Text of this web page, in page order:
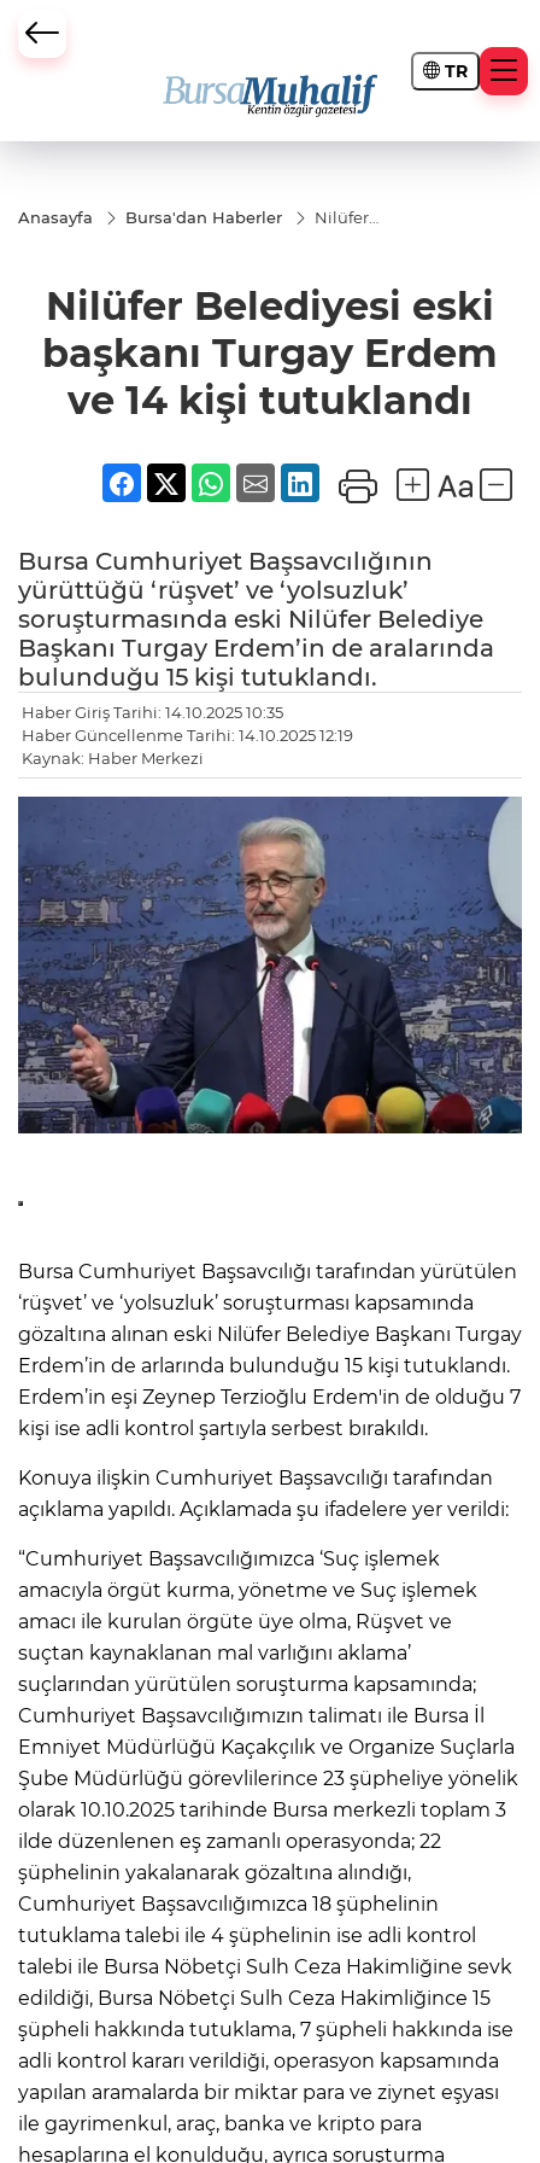
TR
Büyükşehir Darbesi
Anasayfa Bursa'dan Haberler
Nilüfer
Turgay
Erdem ve
14 kişi
tutuklandı
Nilüfer Belediyesi eski
başkanı Turgay Erdem
ve 14 kişi tutuklandı
Bursa Cumhuriyet Başsavcılığının
yürüttüğü ‘rüşvet’ ve ‘yolsuzluk’
soruşturmasında eski Nilüfer Belediye
Başkanı Turgay Erdem’in de aralarında
bulunduğu 15 kişi tutuklandı.
Haber Giriş Tarihi: 14.10.2025 10:35
Haber Güncellenme Tarihi: 14.10.2025 12:19
Kaynak: Haber Merkezi
Bursa Cumhuriyet Başsavcılığı tarafından yürütülen
‘rüşvet’ ve ‘yolsuzluk’ soruşturması kapsamında
gözaltına alınan eski Nilüfer Belediye Başkanı Turgay
Erdem’in de arlarında bulunduğu 15 kişi tutuklandı.
Erdem’in eşi Zeynep Terzioğlu Erdem'in de olduğu 7
kişi ise adli kontrol şartıyla serbest bırakıldı.
Konuya ilişkin Cumhuriyet Başsavcılığı tarafından
açıklama yapıldı. Açıklamada şu ifadelere yer verildi:
“Cumhuriyet Başsavcılığımızca ‘Suç işlemek
amacıyla örgüt kurma, yönetme ve Suç işlemek
amacı ile kurulan örgüte üye olma, Rüşvet ve
suçtan kaynaklanan mal varlığını aklama’
suçlarından yürütülen soruşturma kapsamında;
Cumhuriyet Başsavcılığımızın talimatı ile Bursa İl
Emniyet Müdürlüğü Kaçakçılık ve Organize Suçlarla
Şube Müdürlüğü görevlilerince 23 şüpheliye yönelik
olarak 10.10.2025 tarihinde Bursa merkezli toplam 3
ilde düzenlenen eş zamanlı operasyonda; 22
şüphelinin yakalanarak gözaltına alındığı,
Cumhuriyet Başsavcılığımızca 18 şüphelinin
tutuklama talebi ile 4 şüphelinin ise adli kontrol
talebi ile Bursa Nöbetçi Sulh Ceza Hakimliğine sevk
edildiği, Bursa Nöbetçi Sulh Ceza Hakimliğince 15
şüpheli hakkında tutuklama, 7 şüpheli hakkında ise
adli kontrol kararı verildiği, operasyon kapsamında
yapılan aramalarda bir miktar para ve ziynet eşyası
ile gayrimenkul, araç, banka ve kripto para
hesaplarına el konulduğu, ayrıca soruşturma